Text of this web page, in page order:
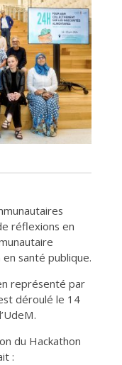
réflexions en
santé publique.
représenté par
déroulé le 14
du Hackathon
: